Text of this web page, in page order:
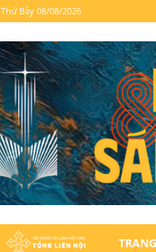
Thứ Bảy 08/08/2026
Hội